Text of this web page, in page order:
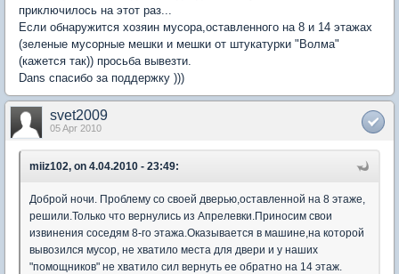
приключилось на этот раз...
Если обнаружится хозяин мусора,оставленного на 8 и 14 этажах
(зеленые мусорные мешки и мешки от штукатурки "Волма"
(кажется так)) просьба вывезти.
Dans спасибо за поддержку )))
svet2009
05 Apr 2010
miiz102, on 4.04.2010 - 23:49:
Доброй ночи. Проблему со своей дверью,оставленной на 8 этаже,
решили.Только что вернулись из Апрелевки.Приносим свои
извинения соседям 8-го этажа.Оказывается в машине,на которой
вывозился мусор, не хватило места для двери и у наших
"помощников" не хватило сил вернуть ее обратно на 14 этаж.